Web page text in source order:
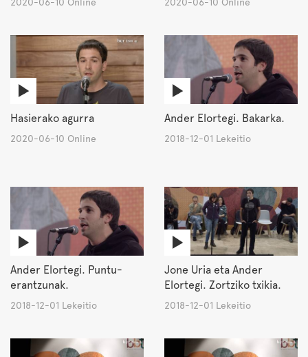
Hasierako agurra
2020-06-10 Online
Ander Elortegi. Bakarka.
2018-12-01 Lekeitio
Ander Elortegi. Puntu-
erantzunak.
2018-12-01 Lekeitio
Jone Uria eta Ander
Elortegi. Zortziko txikia.
2018-12-01 Lekeitio